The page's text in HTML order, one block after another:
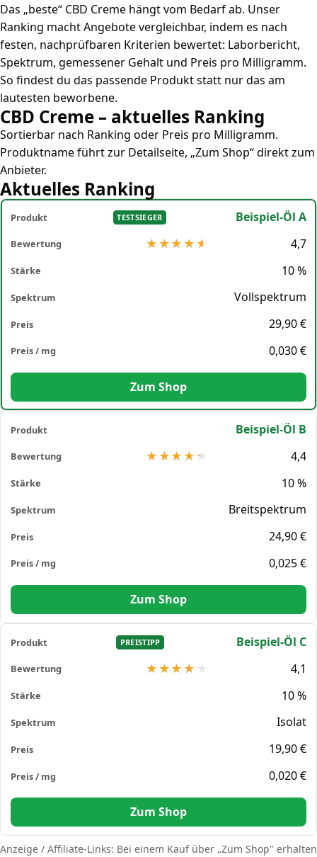
Das „beste“ CBD Creme hängt vom Bedarf ab. Unser
Ranking macht Angebote vergleichbar, indem es nach
festen, nachprüfbaren Kriterien bewertet: Laborbericht,
Spektrum, gemessener Gehalt und Preis pro Milligramm.
So findest du das passende Produkt statt nur das am
lautesten beworbene.
CBD Creme – aktuelles Ranking
Sortierbar nach Ranking oder Preis pro Milligramm.
Produktname führt zur Detailseite, „Zum Shop“ direkt zum
Anbieter.
Aktuelles Ranking
TESTSIEGER
Beispiel-Öl A
4,7
10 %
Vollspektrum
29,90 €
0,030 €
Zum Shop
Beispiel-Öl B
4,4
10 %
Breitspektrum
24,90 €
0,025 €
Zum Shop
PREISTIPP
Beispiel-Öl C
4,1
10 %
Isolat
19,90 €
0,020 €
Zum Shop
Anzeige / Affiliate-Links: Bei einem Kauf über „Zum Shop" erhalten